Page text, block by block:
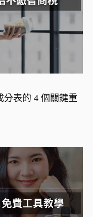
分表的 4 個關鍵重